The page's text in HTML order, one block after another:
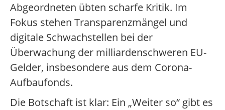
Abgeordneten übten scharfe Kritik. Im
Fokus stehen Transparenzmängel und
digitale Schwachstellen bei der
Überwachung der milliardenschweren EU-
Gelder, insbesondere aus dem Corona-
Aufbaufonds.
Die Botschaft ist klar: Ein „Weiter so“ gibt es